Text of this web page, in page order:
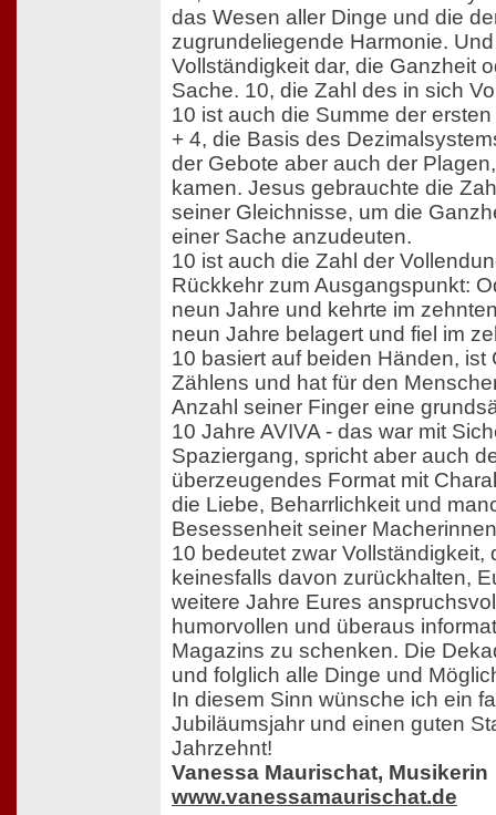
das Wesen aller Dinge und die
zugrundeliegende Harmonie.
Vollständigkeit dar, die Ganzheit
Sache. 10, die Zahl des in sich
10 ist auch die Summe der
+ 4, die Basis des
der Gebote aber auch der
kamen. Jesus gebrauchte die
seiner Gleichnisse, um die
einer Sache anzudeuten.
10 ist auch die Zahl der
Rückkehr zum Ausgangspunkt:
neun Jahre und kehrte im
neun Jahre belagert und fiel im
10 basiert auf beiden Händen, ist
Zählens und hat für den
Anzahl seiner Finger eine
10 Jahre AVIVA - das war mit
Spaziergang, spricht aber auch
überzeugendes Format mit
die Liebe, Beharrlichkeit und
Besessenheit seiner
10 bedeutet zwar Vollständigkeit,
keinesfalls davon zurückhalten,
weitere Jahre Eures
humorvollen und überaus
Magazins zu schenken. Die
und folglich alle Dinge und
In diesem Sinn wünsche ich ein
Jubiläumsjahr und einen guten
Jahrzehnt!
Vanessa Maurischat, Musikerin
www.vanessamaurischat.de